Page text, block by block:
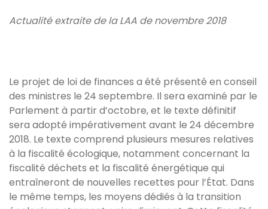
Actualité extraite de la LAA de novembre 2018
Le projet de loi de finances a été présenté en conseil
des ministres le 24 septembre. Il sera examiné par le
Parlement à partir d’octobre, et le texte définitif
sera adopté impérativement avant le 24 décembre
2018. Le texte comprend plusieurs mesures relatives
à la fiscalité écologique, notamment concernant la
fiscalité déchets et la fiscalité énergétique qui
entraîneront de nouvelles recettes pour l’État. Dans
le même temps, les moyens dédiés à la transition